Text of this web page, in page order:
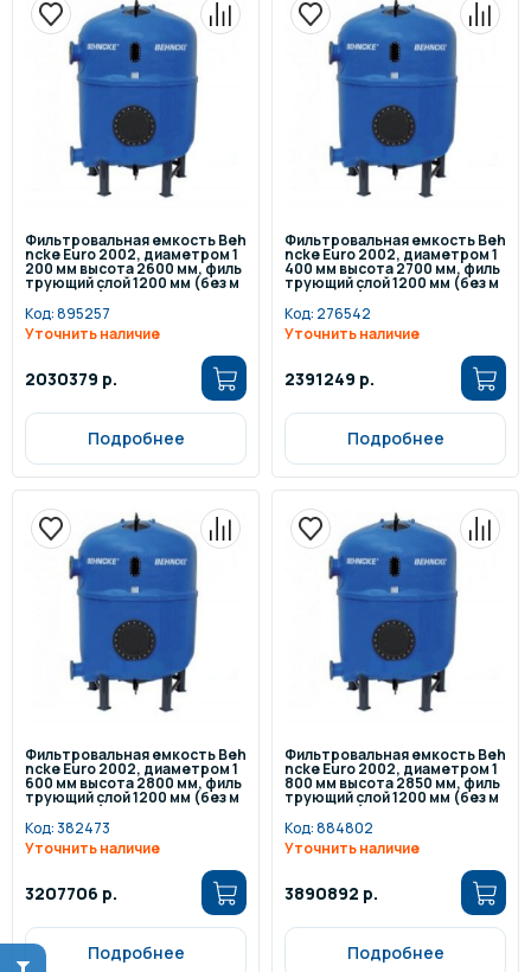
Фильтровальная емкость Beh
ncke Euro 2002, диаметром 1
200 мм высота 2600 мм, филь
трующий слой 1200 мм (без м
анометра)
Код:895257
Уточнить наличие
2030379 р.
Подробнее
Фильтровальная емкость Beh
ncke Euro 2002, диаметром 1
400 мм высота 2700 мм, филь
трующий слой 1200 мм (без м
анометра)
Код: 276542
Уточнить наличие
2391249 р.
Подробнее
Фильтровальная емкость Beh
ncke Euro 2002, диаметром 1
600 мм высота 2800 мм, филь
трующий слой 1200 мм (без м
анометра)
Код:382473
Уточнить наличие
3207706 р.
Подробнее
Фильтровальная емкость Beh
ncke Euro 2002, диаметром 1
800 мм высота 2850 мм, филь
трующий слой 1200 мм (без м
анометра)
Код:884802
Уточнить наличие
3890892 р.
Подробнее